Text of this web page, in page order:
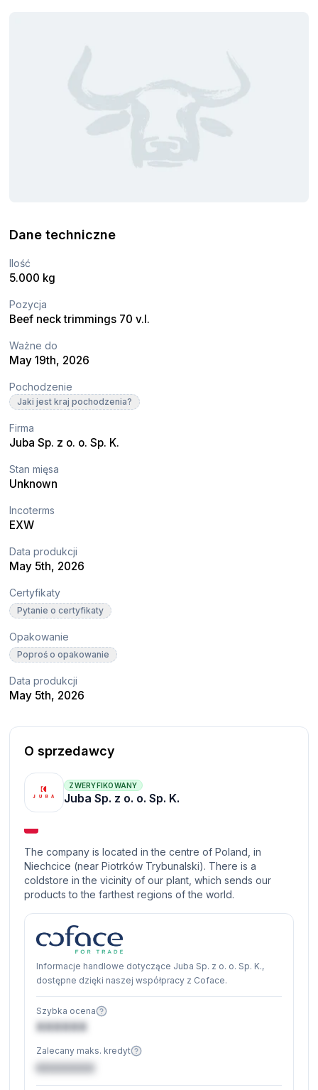
Dane techniczne
Ilość
5.000 kg
Pozycja
Beef neck trimmings 70 v.l.
Ważne do
May 19th, 2026
Pochodzenie
Jaki jest kraj pochodzenia?
Firma
Juba Sp. z o. o. Sp. K.
Stan mięsa
Unknown
Incoterms
EXW
Data produkcji
May 5th, 2026
Certyfikaty
Pytanie o certyfikaty
Opakowanie
Poproś o opakowanie
Data produkcji
May 5th, 2026
O sprzedawcy
ZWERYFIKOWANY
Juba Sp. z o. o. Sp. K.
The company is located in the centre of Poland, in
Niechcice (near Piotrków Trybunalski). There is a
coldstore in the vicinity of our plant, which sends our
products to the farthest regions of the world.
Informacje handlowe dotyczące Juba Sp. z o. o. Sp. K.,
dostępne dzięki naszej współpracy z Coface.
Szybka ocena
XXXXXX
Zalecany maks. kredyt
€XXXXXX